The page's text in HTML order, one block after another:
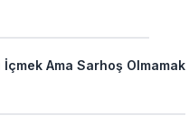
İçmek Ama Sarhoş Olmamak